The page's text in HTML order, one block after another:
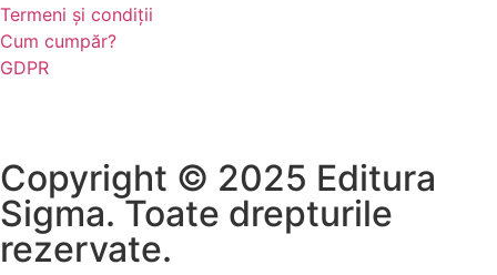
Termeni și condiții
Cum cumpăr?
GDPR
Copyright © 2025 Editura
Sigma. Toate drepturile
rezervate.